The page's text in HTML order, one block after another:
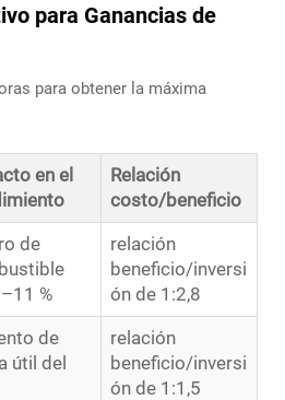
para Ganancias de
para obtener la máxima
en el
Relación
costo/beneficio
de
%
relación
beneficio/inversi
ón de 1:2,8
de
útil del
relación
beneficio/inversi
ón de 1:1,5